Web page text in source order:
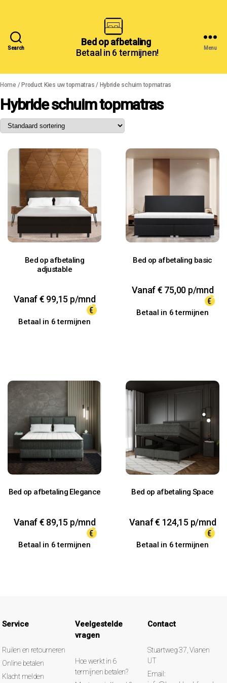
Search
Bed
op
Bed op afbetaling
Betaal in 6 termijnen!
Menu
Home / Product Kies uw topmatras / Hybride schuim topmatras
Hybride schuim topmatras
Bed op afbetaling
adjustable
Vanaf€ 99,15 p/mnd
Betaal in 6 termijnen
Bed op afbetaling basic
Vanaf€ 75,00 p/mnd
Betaal in 6 termijnen
Bed op afbetaling Elegance
Vanaf€ 89,15 p/mnd
Betaal in 6 termijnen
Bed op afbetaling Space
Vanaf€ 124,15p/mnd
Betaal in 6 termijnen
Service
Ruilen en retourneren
Online betalen
Klacht melden
Veelgestelde
vragen
Hoe werkt in 6
termijnen betalen?
Contact
Stuartweg 37, Vianen
UT
Email: